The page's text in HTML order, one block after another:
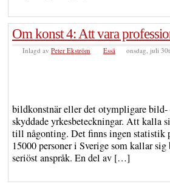
Om konst 4: Att vara
Inlagd av Peter Ekström Essä onsdag, juli
bildkonstnär eller det otympligare bild-
skyddade yrkesbeteckningar. Att kalla
till någonting. Det finns ingen statistik
15000 personer i Sverige som kallar
seriöst anspråk. En del av […]